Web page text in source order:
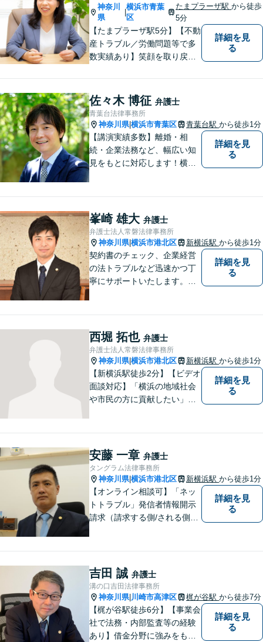
神奈川
県
|
横浜市青葉
区
たまプラーザ駅から徒歩
5分
【たまプラーザ駅5分】【不動
産トラブル／労働問題等で多
数実績あり】笑顔を取り戻す
い，一緒にベストな解決を考
えます。【契約時点での明朗
会計】
詳細を見
る
佐々木 博征 弁護士
青葉台法律事務所
神奈川県|横浜市青葉区 青葉台駅 から徒歩1分
【講演実績多数】離婚・相
続・企業法務など、幅広い知
見をもとに対応します！横
り】負債総額数億円の倒産申
立ての実績あり【完全個室】
【青葉台駅1分】【複数弁護士
在籍】
詳細を見
る
峯崎 雄大 弁護士
弁護士法人常磐法律事務所
神奈川県|横浜市港北区 新横浜駅 から徒歩1分
契約書のチェック、企業経営
の法トラブルなど迅速かつ丁
寧にサポートいたします。ど
詳細を見
る
西堀 拓也 弁護士
弁護士法人常磐法律事務所
神奈川県|横浜市港北区 新横浜駅 から徒歩1分
【新横浜駅徒歩2分】【ビデオ
面談対応】「横浜の地域社会
や市民の方に貢献したい」を
トができるよう全力を尽くし
ます。事務所一丸となって法
律トラブルの解決を目指しま
す。
詳細を見
る
安藤 一章 弁護士
タングラム法律事務所
神奈川県|横浜市港北区 新横浜駅 から徒歩1分
【オンライン相談可】「ネッ
トトラブル」発信者情報開示
請求（請求する側/される側）
より最善の解決へ導きます。
遠方で来所困難な方もお気軽
にご相談ください。
詳細を見
る
吉田 誠 弁護士
溝の口吉田法律事務所
神奈川県| 川崎市高津区 梶が谷駅 から徒歩7分
【梶が谷駅徒歩6分】【事業会
社で法務・内部監査等の経験
あり】借金分野に強みをも
詳細を見
る